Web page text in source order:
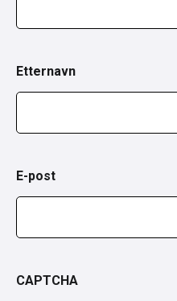
Etternavn
E-post
CAPTCHA